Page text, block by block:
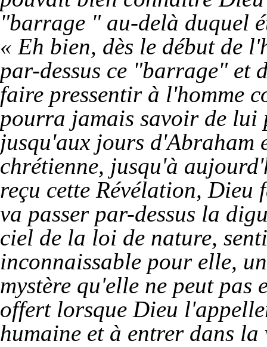
"barrage " au-delà duquel
« Eh bien, dès le début de
par-dessus ce "barrage" et
faire pressentir à l'homme
pourra jamais savoir de
jusqu'aux jours d'Abraham
chrétienne, jusqu'à
reçu cette Révélation, Dieu
va passer par-dessus la
ciel de la loi de nature,
inconnaissable pour elle,
mystère qu'elle ne peut
offert lorsque Dieu
humaine et à entrer dans la